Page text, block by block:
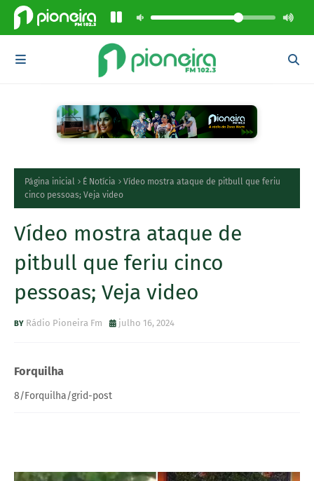
Página inicial É Notícia
Vídeo mostra ataque de pitbull que feriu
cinco pessoas; Veja video
Vídeo mostra ataque de
pitbull que feriu cinco
pessoas; Veja video
Rádio Pioneira Fm julho 16, 2024
Forquilha
8/Forquilha/grid-post